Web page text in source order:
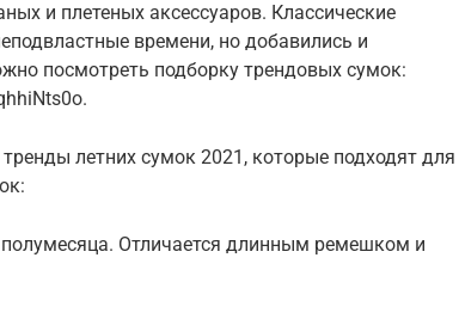
и плетеных аксессуаров. Классические
времени, но добавились и
посмотреть подборку трендовых сумок:
летних сумок 2021, которые подходят для
Отличается длинным ремешком и